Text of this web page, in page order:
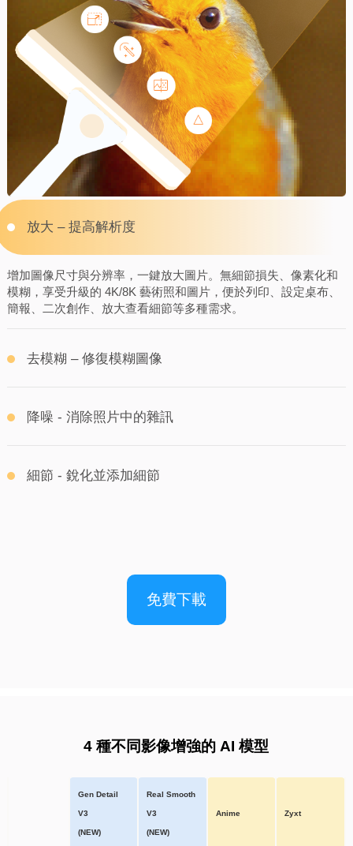
放大 – 提高解析度
增加圖像尺寸與分辨率，一鍵放大圖片。無細節損失、像素化和
模糊，享受升級的 4K/8K 藝術照和圖片，便於列印、設定桌布、
簡報、二次創作、放大查看細節等多種需求。
去模糊 – 修復模糊圖像
降噪 - 消除照片中的雜訊
細節 - 銳化並添加細節
免費下載
4 種不同影像增強的 AI 模型